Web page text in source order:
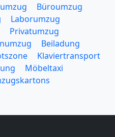
Büroumzug
Laborumzug
Privatumzug
Beiladung
Klaviertransport
Möbeltaxi